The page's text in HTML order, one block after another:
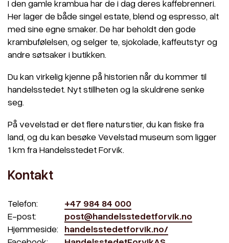
I den gamle krambua har de i dag deres kaffebrenneri.
Her lager de både singel estate, blend og espresso, alt
med sine egne smaker. De har beholdt den gode
krambufølelsen, og selger te, sjokolade, kaffeutstyr og
andre søtsaker i butikken.
Du kan virkelig kjenne på historien når du kommer til
handelsstedet. Nyt stillheten og la skuldrene senke
seg.
På vevelstad er det flere naturstier, du kan fiske fra
land, og du kan besøke Vevelstad museum som ligger
1 km fra Handelsstedet Forvik.
Kontakt
Telefon:
+47 984 84 000
E-post:
post@handelsstedetforvik.no
Hjemmeside:
handelsstedetforvik.no/